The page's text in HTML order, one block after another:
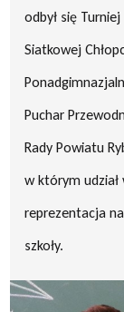
odbył się Turniej
Siatkowej
Puchar
Rady Powiatu
w którym udział
reprezentacja
szkoły.